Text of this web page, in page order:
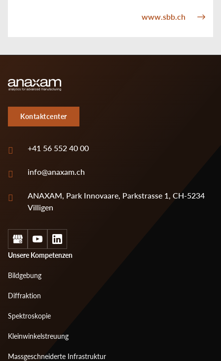
www.sbb.ch
Kontaktcenter
+41 56 552 40 00
info@anaxam.ch
ANAXAM, Park Innovaare, Parkstrasse 1, CH-5234
Villigen
Social
Footer
menu
1
Unsere Kompetenzen
Bildgebung
Diffraktion
Spektroskopie
Kleinwinkelstreuung
Massgeschneiderte Infrastruktur